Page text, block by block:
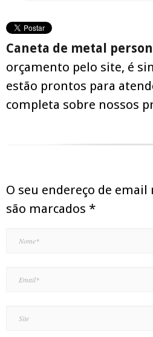
Caneta de metal
orçamento pelo site, é
estão prontos para
completa sobre nossos
O seu endereço de
são marcados *